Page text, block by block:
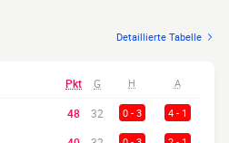
Detaillierte Tabelle
Pkt G H A
48 32 0 - 3 4 - 1